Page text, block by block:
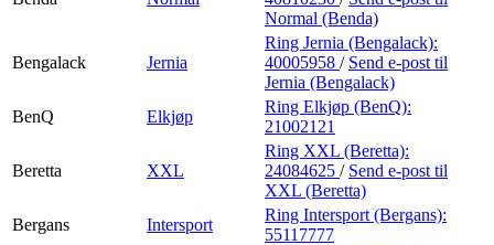
Normal (Benda)
Bengalack Jernia
Ring Jernia (Bengalack):
40005958 / Send e-post til
Jernia (Bengalack)
BenQ
Elkjøp
Ring Elkjøp (BenQ):
21002121
Beretta XXL
Ring XXL (Beretta):
24084625 / Send e-post til
XXL (Beretta)
Bergans
Intersport
Ring Intersport (Bergans):
55117777